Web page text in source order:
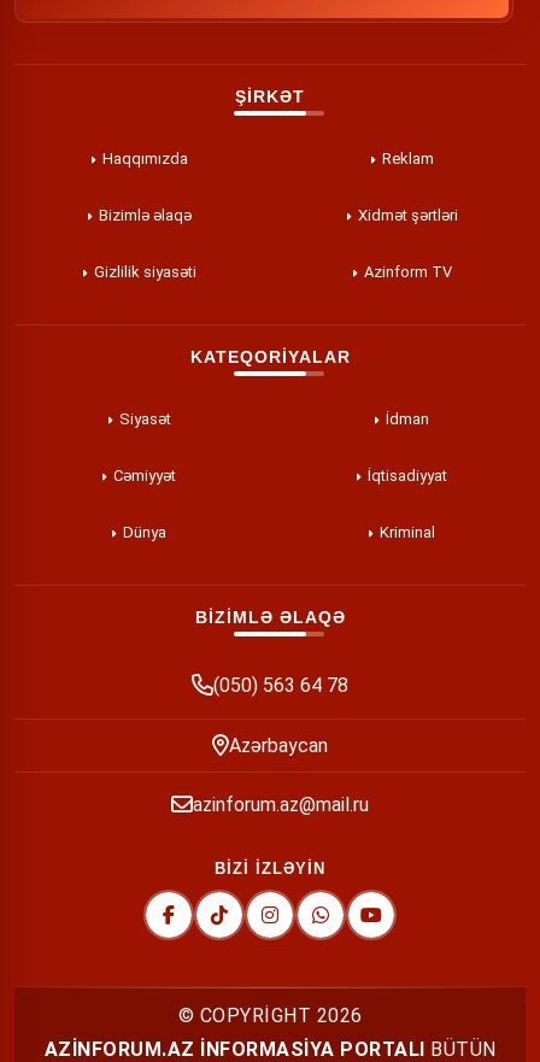
ŞİRKƏT
Haqqımızda Reklam
Bizimlə əlaqə Xidmət şərtləri
Gizlilik siyasəti Azinform TV
KATEQORİYALAR
Siyasət İdman
Cəmiyyət İqtisadiyyat
Dünya Kriminal
BİZİMLƏ ƏLAQƏ
(050) 563 64 78
Azərbaycan
azinforum.az@mail.ru
BİZİ İZLƏYİN
© COPYRİGHT 2026
AZİNFORUM.AZ İNFORMASİYA PORTALI BÜTÜN